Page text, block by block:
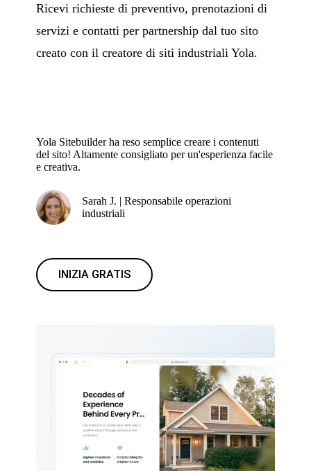
Ricevi richieste di preventivo, prenotazioni di
servizi e contatti per partnership dal tuo sito
creato con il creatore di siti industriali Yola.
Yola Sitebuilder ha reso semplice creare i contenuti
del sito! Altamente consigliato per un'esperienza facile
e creativa.
Sarah J. | Responsabile operazioni
industriali
INIZIA GRATIS